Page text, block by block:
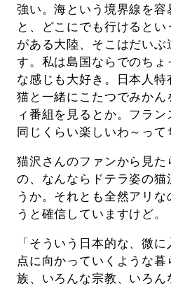
強い。海という境界線を容
と、どこにでも行けると
がある大陸、そこはだいぶ
す。私は島国ならでのちょ
な感じも大好き。日本人特
猫と一緒にこたつでみかん
ィ番組を見るとか。フラ
同じくらい楽しいわ～って
猫沢さんのファンから見た
の、なんならドテラ姿の猫
うか。それとも全然アリ
うと確信していますけど。
「そういう日本的な、微
点に向かっていくような
族、いろんな宗教、いろん